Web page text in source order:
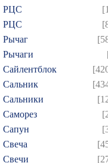
РЦC
РЦС
Рычаг
Рычаги
Сайлентблок
Сальник
Сальники
Саморез
Сапун
Свеча
Свечи